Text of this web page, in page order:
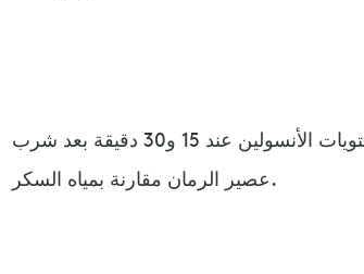
وعلاوة على ذلك، لوحظ ارتفاع ملحوظ في مستويات الأنسولين عند 15 و30 دقيقة بعد شرب
عصير الرمان مقارنة بمياه السكر.